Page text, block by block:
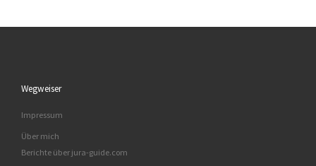
Wegweiser
Impressum
Über mich
Berichte über jura-guide.com